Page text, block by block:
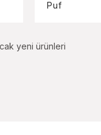
Puf
yeni ürünleri